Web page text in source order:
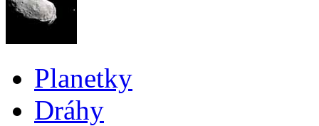
Planetky
Dráhy